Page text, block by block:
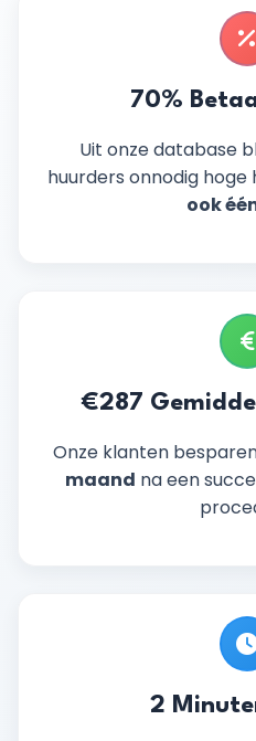
70%
Uit onze database
huurders onnodig hoge
ook
€287
Onze klanten
maand na een
2